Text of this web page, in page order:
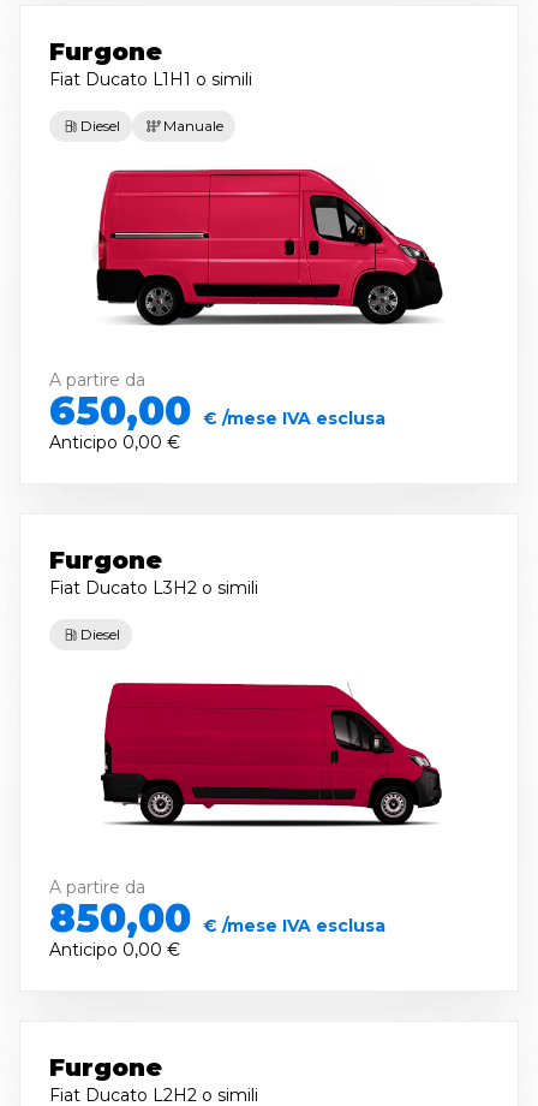
Furgone
Fiat Ducato L1H1 o simili
Diesel Manuale
A partire da
650,00 € /mese IVA esclusa
Anticipo 0,00 €
Furgone
Fiat Ducato L3H2 o simili
Diesel
A partire da
850,00 € /mese IVA esclusa
Anticipo 0,00 €
Furgone
Fiat Ducato L2H2 o simili